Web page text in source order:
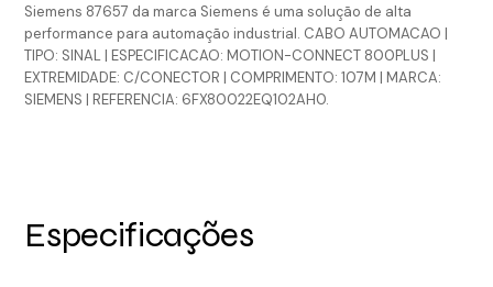
Siemens 87657 da marca Siemens é uma solução de alta
performance para automação industrial. CABO AUTOMACAO |
TIPO: SINAL | ESPECIFICACAO: MOTION-CONNECT 800PLUS |
EXTREMIDADE: C/CONECTOR | COMPRIMENTO: 107M | MARCA:
SIEMENS | REFERENCIA: 6FX80022EQ102AH0.
Especificações